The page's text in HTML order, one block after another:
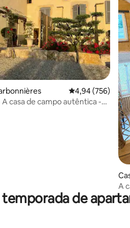
de 5, 118 avaliações4,94 de uma
4,94 (756)
A casa de campo autêntica -
s
A
de